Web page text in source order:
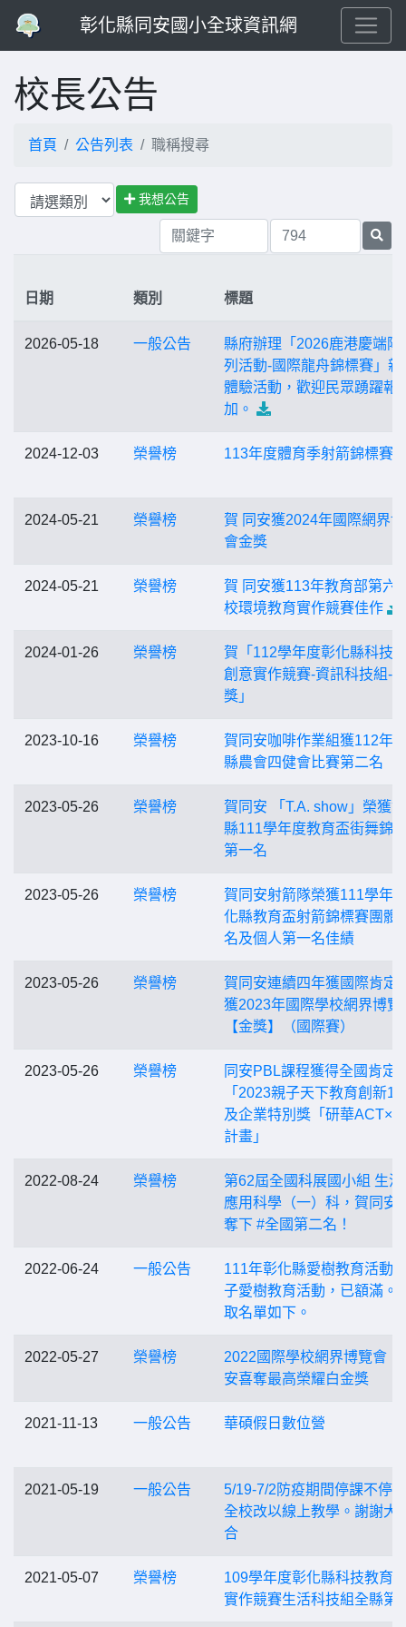
彰化縣同安國小全球資訊網
校長公告
首頁 公告列表 職稱搜尋
我想公告
日期 類別 標題
2026-05-18 一般公告
縣府辦理「2026鹿港慶端陽
列活動-國際龍舟錦標賽」親
體驗活動，歡迎民眾踴躍報
加。
2024-12-03 榮譽榜 113年度體育季射箭錦標賽
2024-05-21 榮譽榜
賀 同安獲2024年國際網界
會金獎
2024-05-21 榮譽榜
賀 同安獲113年教育部第六
校環境教育實作競賽佳作
2024-01-26 榮譽榜
賀「112學年度彰化縣科技
創意實作競賽-資訊科技組-
獎」
2023-10-16 榮譽榜
賀同安咖啡作業組獲112年
縣農會四健會比賽第二名
2023-05-26 榮譽榜
賀同安 「T.A. show」榮獲
縣111學年度教育盃街舞錦
第一名
2023-05-26 榮譽榜
賀同安射箭隊榮獲111學年
化縣教育盃射箭錦標賽團體
名及個人第一名佳績
2023-05-26 榮譽榜
賀同安連續四年獲國際肯定
獲2023年國際學校網界博覽
【金獎】（國際賽）
2023-05-26 榮譽榜
同安PBL課程獲得全國肯定
「2023親子天下教育創新
及企業特別獎「研華
計畫」
2022-08-24 榮譽榜
第62屆全國科展國小組 生活
應用科學（一）科，賀同安
奪下 #全國第二名！
2022-06-24 一般公告
111年彰化縣愛樹教育活動~
子愛樹教育活動，已額滿。
取名單如下。
2022-05-27 榮譽榜
2022國際學校網界博覽會，
安喜奪最高榮耀白金獎
2021-11-13 一般公告 華碩假日數位營
2021-05-19 一般公告
5/19-7/2防疫期間停課不停
全校改以線上教學。謝謝大
合
2021-05-07 榮譽榜
109學年度彰化縣科技教育
實作競賽生活科技組全縣第